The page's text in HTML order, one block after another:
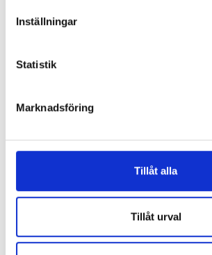
Inställningar
Statistik
Marknadsföring
Tillåt alla
Tillåt urval
REPORTAGE